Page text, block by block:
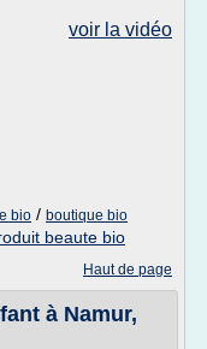
voir la vidéo
bio / boutique bio
beaute bio
Haut de page
à Namur,